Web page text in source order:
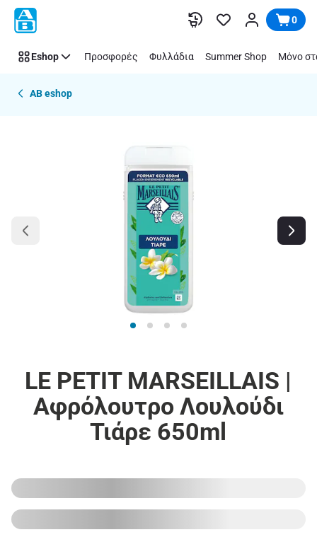
Παράλειψη 0
Eshop Προσφορές Φυλλάδια Summer Shop Μόνο
AB eshop
LE PETIT MARSEILLAIS |
Αφρόλουτρο Λουλούδι
Τιάρε 650ml